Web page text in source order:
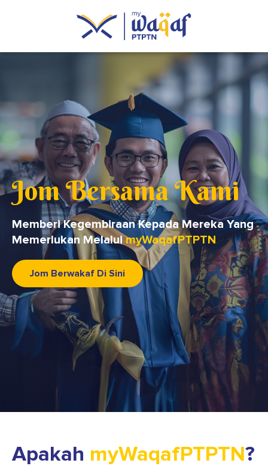
Jom Bersama Kami
Memberi Kegembiraan Kepada Mereka Yang
Memerlukan MelaluimyWaqafPTPTN
Jom Berwakaf Di Sini
Apakah myWaqafPTPTN?